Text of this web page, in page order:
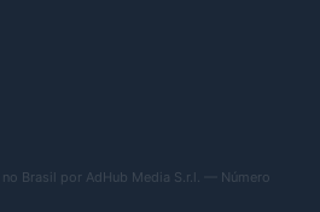
Brasil por AdHub Media S.r.l. — Número